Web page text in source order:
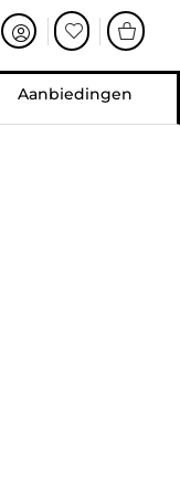
Aanbiedingen